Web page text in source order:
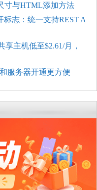
寸与HTML添加方法
标志：统一支持REST A
享主机低至$2.61/月，
服务器开通更方便